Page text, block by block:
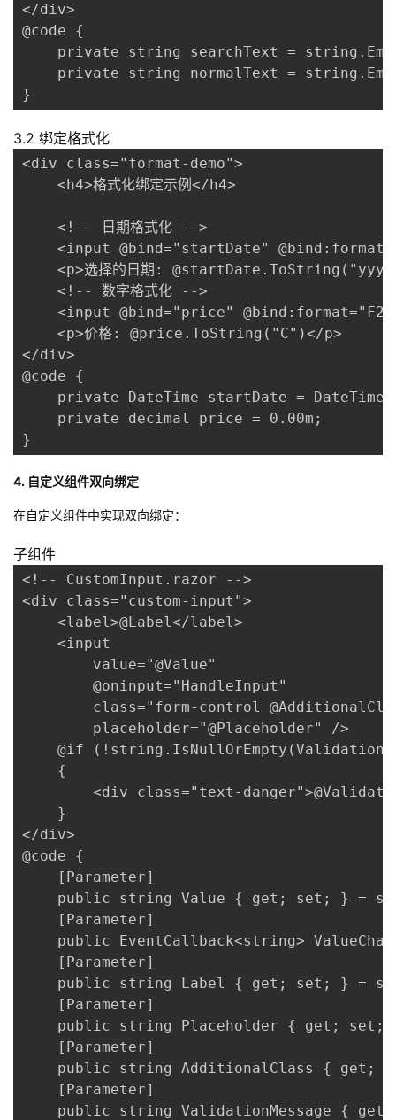
</div>
@code {
private string searchText =
private string normalText =
}
3.2 绑定格式化
<div class="format-demo">
    <h4>格式化绑定示例</h4>
    <!-- 日期格式化 -->
<input @bind="startDate"
<p>选择的日期:
    <!-- 数字格式化 -->
<input @bind="price"
    <p>价格: @price.ToString("C")</p>
</div>
@code {
private DateTime startDate =
    private decimal price = 0.00m;
}
4. 自定义组件双向绑定
在自定义组件中实现双向绑定：
子组件
<!-- CustomInput.razor -->
<div class="custom-input">
    <label>@Label</label>
    <input
        value="@Value"
        @oninput="HandleInput"
class="form-control
        placeholder="@Placeholder" />
@if
    {
<div class="text-
    }
</div>
@code {
    [Parameter]
public string Value { get; set; } =
    [Parameter]
public EventCallback<string>
    [Parameter]
public string Label { get; set; } =
    [Parameter]
public string Placeholder { get; set;
    [Parameter]
public string AdditionalClass { get;
    [Parameter]
public string ValidationMessage {